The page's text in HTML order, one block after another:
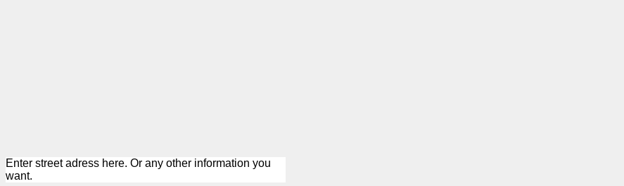
Enter street adress here. Or any other information you
want.